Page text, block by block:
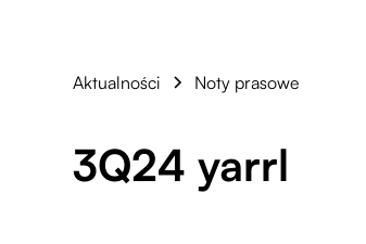
Aktualności Noty prasowe
3Q24 yarrl